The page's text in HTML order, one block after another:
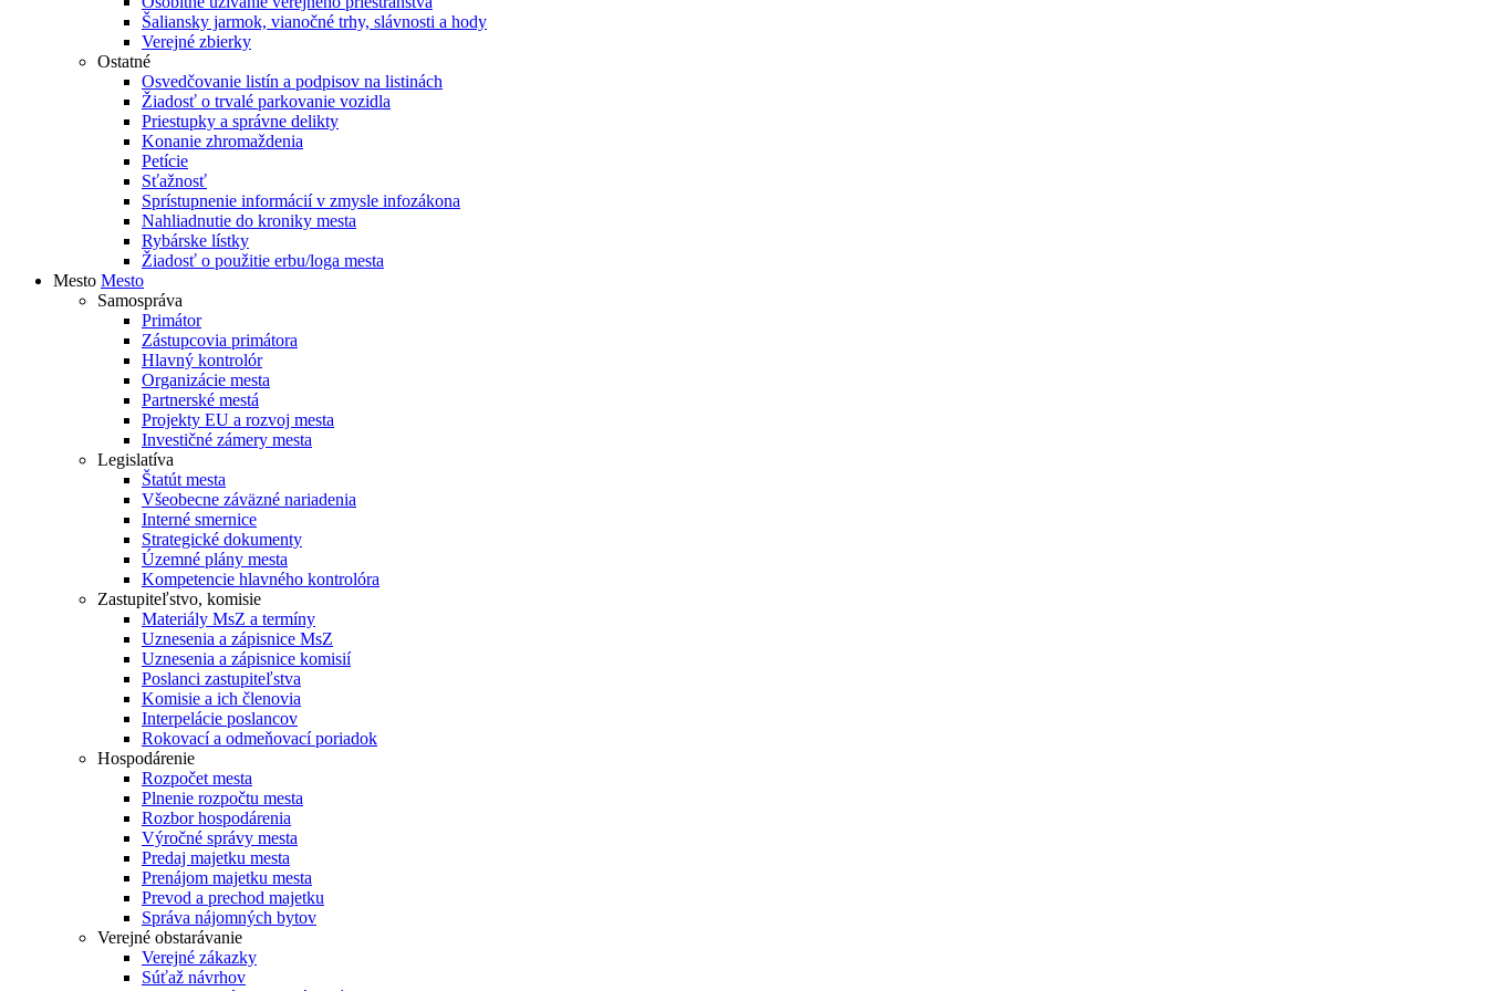
Šaliansky jarmok, vianočné trhy, slávnosti a hody
Verejné zbierky
Ostatné
Osvedčovanie listín a podpisov na listinách
Žiadosť o trvalé parkovanie vozidla
Priestupky a správne delikty
Konanie zhromaždenia
Petície
Sťažnosť
Sprístupnenie informácií v zmysle infozákona
Nahliadnutie do kroniky mesta
Rybárske lístky
Žiadosť o použitie erbu/loga mesta
Mesto Mesto
Samospráva
Primátor
Zástupcovia primátora
Hlavný kontrolór
Organizácie mesta
Partnerské mestá
Projekty EU a rozvoj mesta
Investičné zámery mesta
Legislatíva
Štatút mesta
Všeobecne záväzné nariadenia
Interné smernice
Strategické dokumenty
Územné plány mesta
Kompetencie hlavného kontrolóra
Zastupiteľstvo, komisie
Materiály MsZ a termíny
Uznesenia a zápisnice MsZ
Uznesenia a zápisnice komisií
Poslanci zastupiteľstva
Komisie a ich členovia
Interpelácie poslancov
Rokovací a odmeňovací poriadok
Hospodárenie
Rozpočet mesta
Plnenie rozpočtu mesta
Rozbor hospodárenia
Výročné správy mesta
Predaj majetku mesta
Prenájom majetku mesta
Prevod a prechod majetku
Správa nájomných bytov
Verejné obstarávanie
Verejné zákazky
Súťaž návrhov